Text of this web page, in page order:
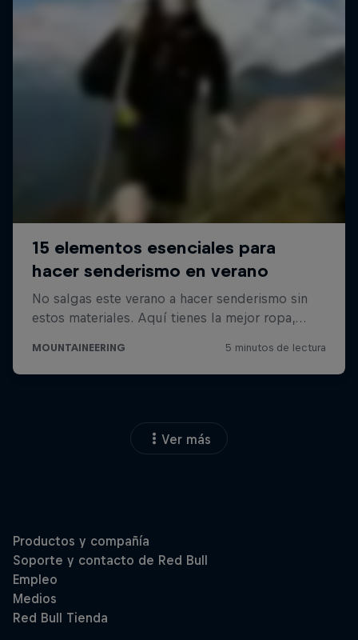
Ver más